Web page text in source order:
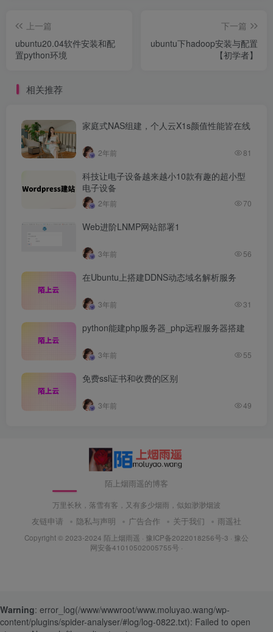
上一篇
ubuntu20.04软件安装和配
置python环境
下一篇
ubuntu下hadoop安装与配置
【初学者】
相关推荐
家庭式NAS组建，个人云X1s颜值性能皆在线
2年前 81
科技让电子设备越来越小10款有趣的超小型
电子设备
2年前 70
Web进阶LNMP网站部署1
3年前 56
在Ubuntu上搭建DDNS动态域名解析服务
3年前 31
python能建php服务器_php远程服务器搭建
3年前 55
免费ssl证书和收费的区别
3年前 49
陌上烟雨遥的博客
万里长秋，落雪有客，又有多少烟雨，似如渺渺烟波
友链申请 隐私与声明 广告合作 关于我们 雨遥社
Copyright © 2023-2024 陌上烟雨遥 · 豫ICP备2022018256号-3 · 豫公
网安备41010502005755号 ·
Warning: error_log(/www/wwwroot/www.moluyao.wang/wp-
content/plugins/spider-analyser/#log/log-0822.txt): Failed to open